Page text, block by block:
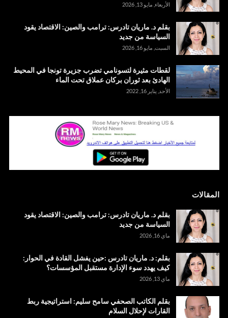
الأربعاء, مايو 13, 2026
بقلم د. ماريان تادرس: ترامب والصين: الاقتصاد يقود
السياسة من جديد
السبت, مايو 16, 2026
لقطات مثيرة لتسونامي تضرب جزيرة تونجا في المحيط
الهادئ بعد ثوران بركان عملاق تحت الماء
الأحد, يناير 16, 2022
المقالات
بقلم د. ماريان تادرس: ترامب والصين: الاقتصاد يقود
السياسة من جديد
ماي 16, 2026
بقلم: د. ماريان تادرس :حين يفشل القادة في الحوار:
كيف يهدد سوء الإدارة مستقبل المؤسسات؟
ماي 13, 2026
بقلم الكاتب الصحفي سامح سليم: استراتيجية ربط
القارات لإحلال السلام